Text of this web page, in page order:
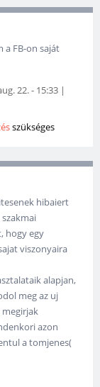
a FB-on saját
22. - 15:33 |
szükséges
hibaiert
hogy egy
viszonyaira
alapjan,
meg az uj
megirjak
azon
a tomjenes(